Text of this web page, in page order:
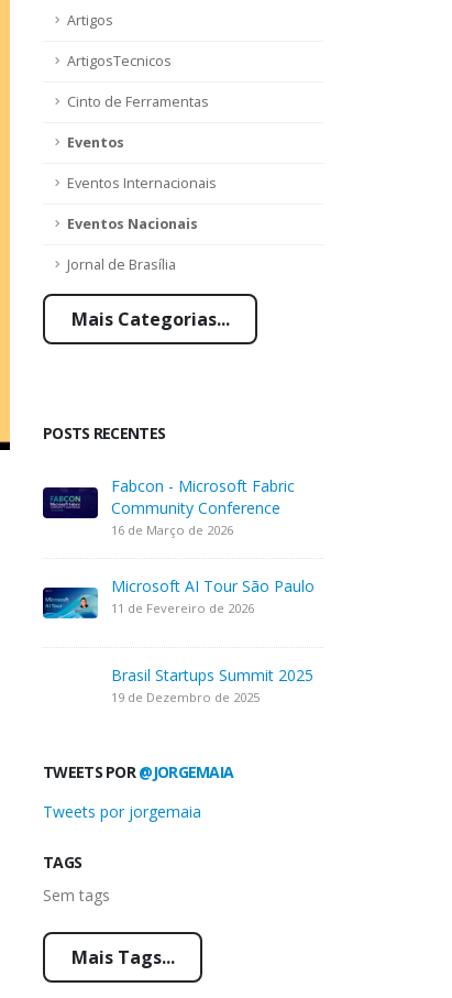
Artigos
ArtigosTecnicos
Cinto de Ferramentas
Eventos
Eventos Internacionais
Eventos Nacionais
Jornal de Brasília
Mais Categorias...
POSTS RECENTES
Fabcon - Microsoft Fabric
Community Conference
16 de Março de 2026
Microsoft AI Tour São Paulo
11 de Fevereiro de 2026
Brasil Startups Summit 2025
19 de Dezembro de 2025
TWEETS POR@JORGEMAIA
Tweets por jorgemaia
TAGS
Sem tags
Mais Tags...